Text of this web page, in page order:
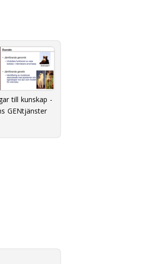
till kunskap -
GENtjänster